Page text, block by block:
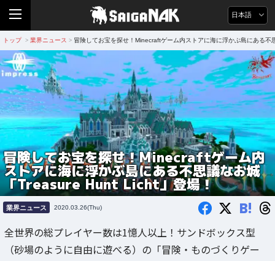
日本語
トップ > 業界ニュース > 冒険してお宝を探せ！Minecraftゲーム内ストアに海に浮かぶ島にある
冒険してお宝を探せ！Minecraftゲーム内
ストアに海に浮かぶ島にある不思議なお城
「Treasure Hunt Licht」登場！
業界ニュース 2020.03.26(Thu) B!
全世界の総プレイヤー数は1憶人以上！サンドボックス型
（砂場のように自由に遊べる）の「冒険・ものづくりゲー